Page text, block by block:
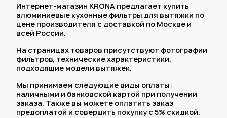
Интернет-магазин KRONA предлагает купить
алюминиевые кухонные фильтры для вытяжки по
цене производителя с доставкой по Москве и
всей России.
На страницах товаров присутствуют фотографии
фильтров, технические характеристики,
подходящие модели вытяжек.
Мы принимаем следующие виды оплаты:
наличными и банковской картой при получении
заказа. Также вы можете оплатить заказ
предоплатой и совершить покупку с 5% скидкой.